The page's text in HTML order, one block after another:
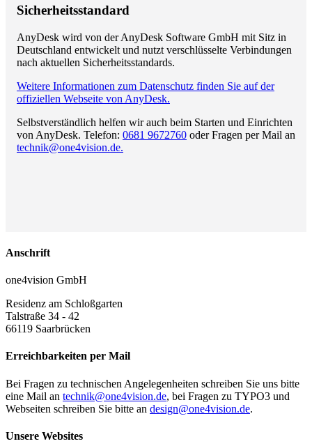
Sicherheitsstandard
AnyDesk wird von der AnyDesk Software GmbH mit Sitz in
Deutschland entwickelt und nutzt verschlüsselte Verbindungen
nach aktuellen Sicherheitsstandards.
Weitere Informationen zum Datenschutz finden Sie auf der
offiziellen Webseite von AnyDesk.
Selbstverständlich helfen wir auch beim Starten und Einrichten
von AnyDesk. Telefon: 0681 9672760 oder Fragen per Mail an
technik@one4vision.de.
Anschrift
one4vision GmbH
Residenz am Schloßgarten
Talstraße 34 - 42
66119 Saarbrücken
Erreichbarkeiten per Mail
Bei Fragen zu technischen Angelegenheiten schreiben Sie uns bitte
eine Mail an technik@one4vision.de, bei Fragen zu TYPO3 und
Webseiten schreiben Sie bitte an design@one4vision.de.
Unsere Websites